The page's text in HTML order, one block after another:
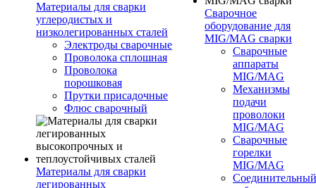
Материалы для сварки
углеродистых и
низколегированных сталей
Электроды сварочные
Проволока сплошная
Проволока
порошковая
Прутки присадочные
Флюс сварочный
Материалы для сварки
легированных
Сварочное
оборудование для
MIG/MAG сварки
Сварочные
аппараты
MIG/MAG
Механизмы
подачи
проволоки
MIG/MAG
Сварочные
горелки
MIG/MAG
Соединительный